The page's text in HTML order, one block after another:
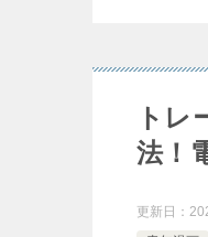
トレ
法！
更新日：